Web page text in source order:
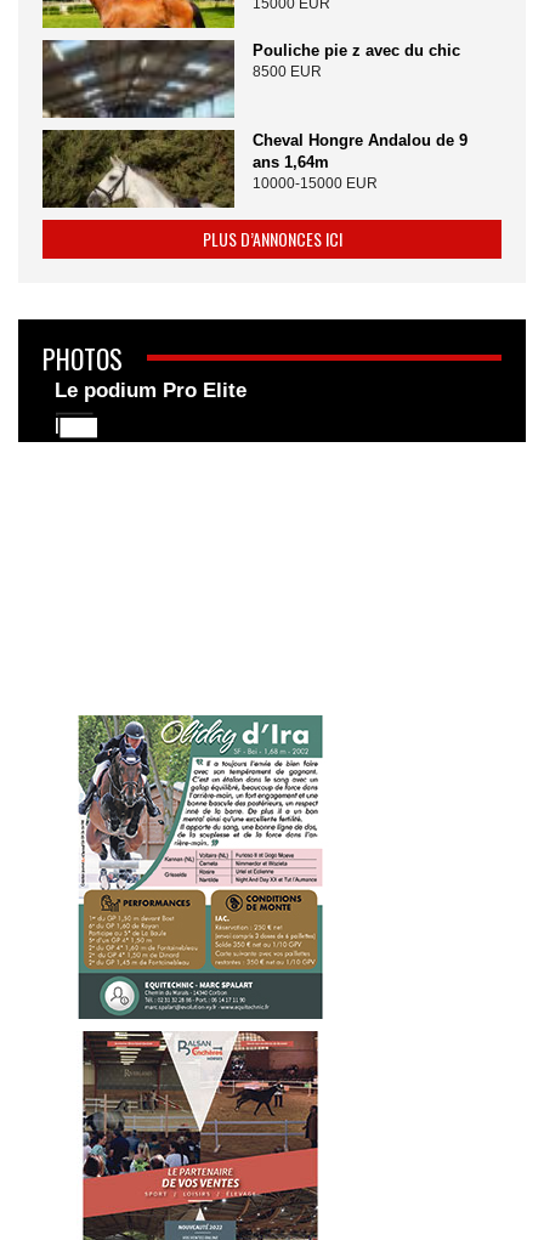
Pouliche pie z avec du chic
8500 EUR
Cheval Hongre Andalou de 9
ans 1,64m
10000-15000 EUR
PLUS D’ANNONCES ICI
PHOTOS
Le podium Pro Elite